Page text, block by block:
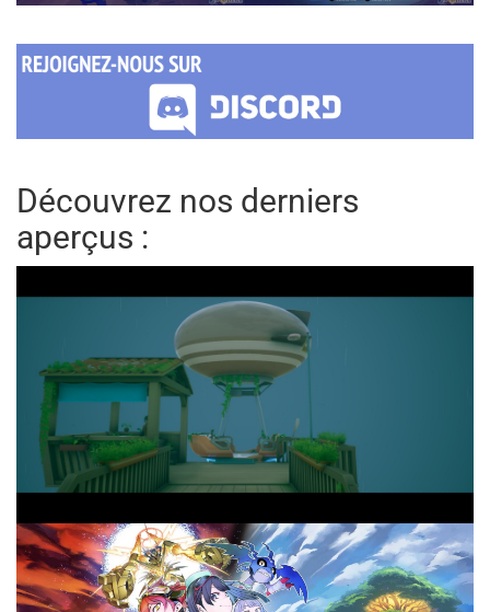
Découvrez nos derniers
aperçus :